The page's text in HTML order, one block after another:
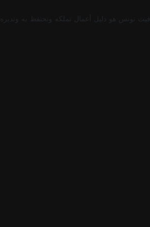
تونس هو دليل أعمال تملكه وتحتفظ به وتديره